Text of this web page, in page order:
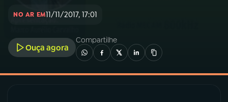
03PROGRAMAÇÃO
NO AR EM11/11/2017, 17:01
Ouça agora
Compartilhe